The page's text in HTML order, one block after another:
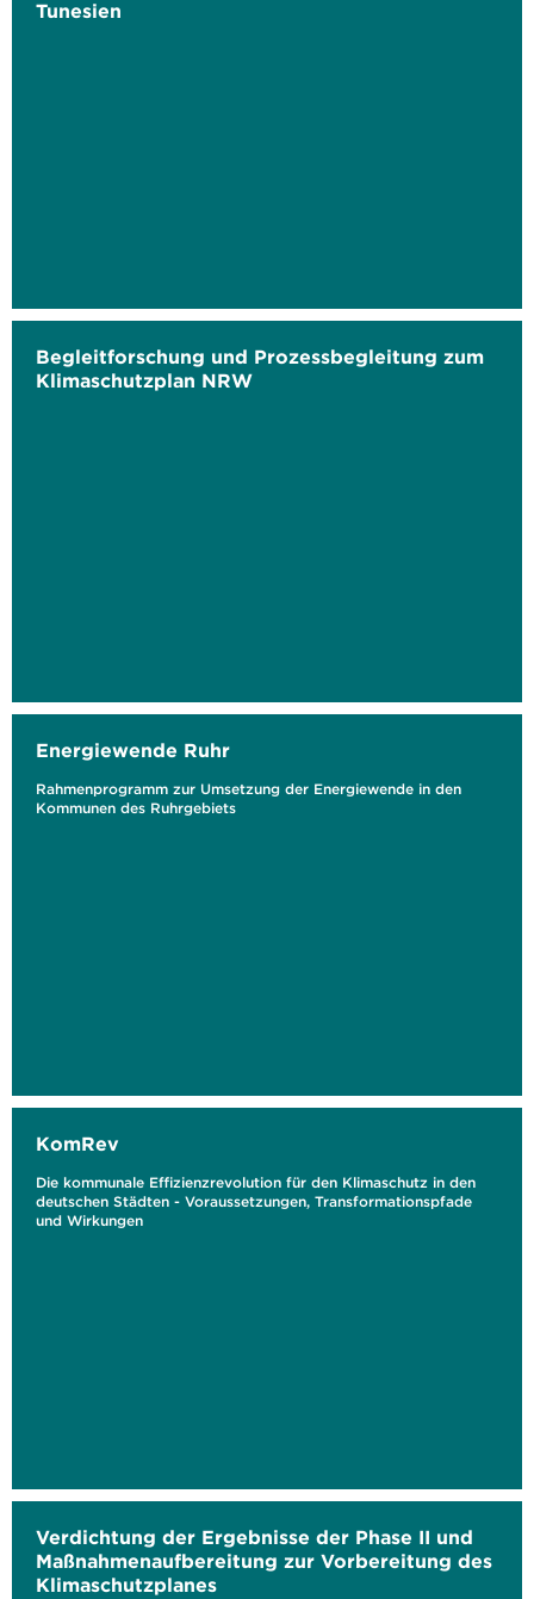
Tunesien
Begleitforschung und Prozessbegleitung zum
Klimaschutzplan NRW
Energiewende Ruhr
Rahmenprogramm zur Umsetzung der Energiewende in den
Kommunen des Ruhrgebiets
KomRev
Die kommunale Effizienzrevolution für den Klimaschutz in den
deutschen Städten - Voraussetzungen, Transformationspfade
und Wirkungen
Verdichtung der Ergebnisse der Phase II und
Maßnahmenaufbereitung zur Vorbereitung des
Klimaschutzplanes